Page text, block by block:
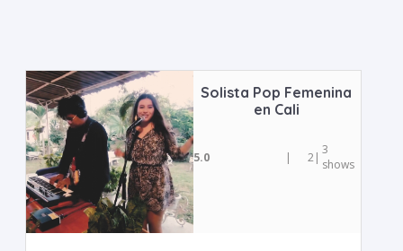
Solista Pop Femenina
en Cali
5.0 | 2| 3
shows